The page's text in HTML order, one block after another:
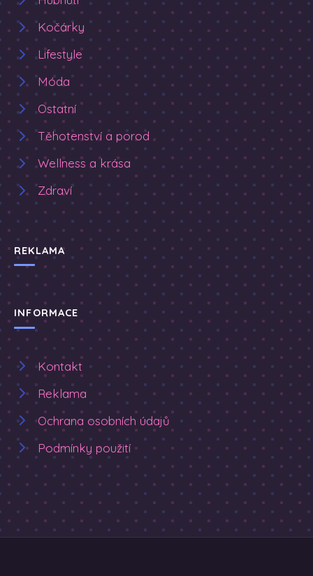
Kočárky
Lifestyle
Móda
Ostatní
Těhotenství a porod
Wellness a krása
Zdraví
REKLAMA
INFORMACE
Kontakt
Reklama
Ochrana osobních údajů
Podmínky použití